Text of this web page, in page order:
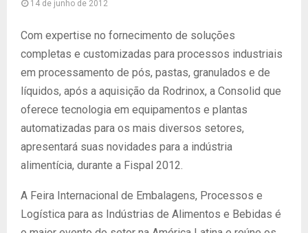
14 de junho de 2012
Com expertise no fornecimento de soluções
completas e customizadas para processos industriais
em processamento de pós, pastas, granulados e de
líquidos, após a aquisição da Rodrinox, a Consolid que
oferece tecnologia em equipamentos e plantas
automatizadas para os mais diversos setores,
apresentará suas novidades para a indústria
alimentícia, durante a Fispal 2012.
A Feira Internacional de Embalagens, Processos e
Logística para as Indústrias de Alimentos e Bebidas é